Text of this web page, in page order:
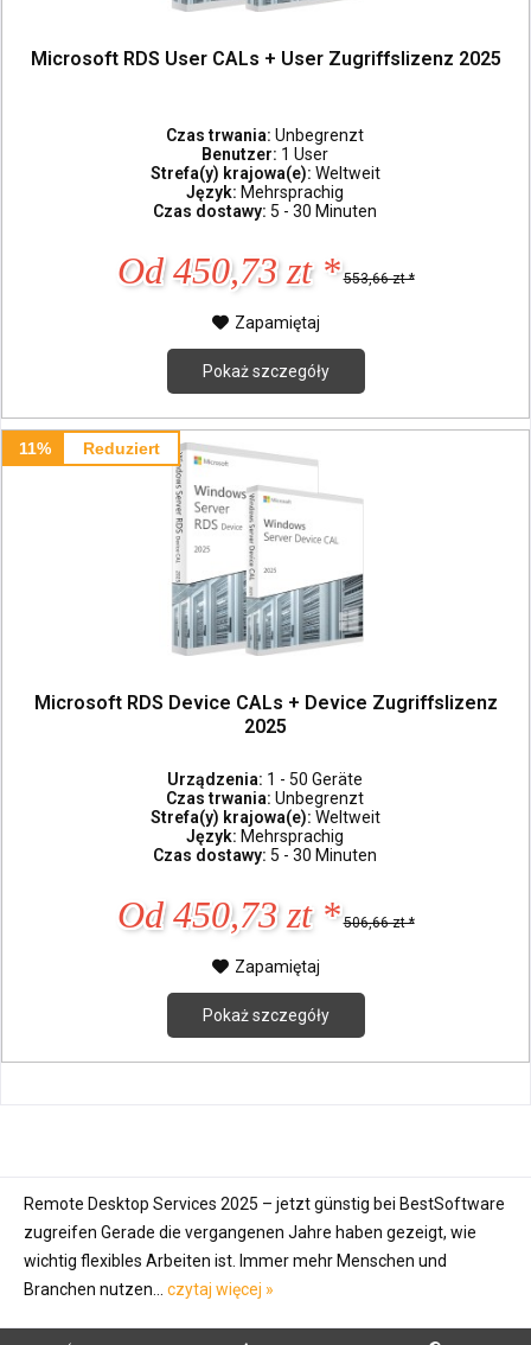
Microsoft RDS User CALs + User Zugriffslizenz 2025
Czas trwania:Unbegrenzt
Benutzer: 1 User
Strefa(y) krajowa(e): Weltweit
Język: Mehrsprachig
Czas dostawy: 5 - 30 Minuten
Od 450,73 zt * 553,66 zt *
Zapamiętaj
Pokaż szczegóły
11% Reduziert
Microsoft RDS Device CALs + Device Zugriffslizenz
2025
Urządzenia: 1 - 50 Geräte
Czas trwania:Unbegrenzt
Strefa(y) krajowa(e): Weltweit
Język: Mehrsprachig
Czas dostawy: 5 - 30 Minuten
Od 450,73 zt * 506,66 zt *
Zapamiętaj
Pokaż szczegóły
Remote Desktop Services 2025 – jetzt günstig bei BestSoftware
zugreifen Gerade die vergangenen Jahre haben gezeigt, wie
wichtig flexibles Arbeiten ist. Immer mehr Menschen und
Branchen nutzen... czytaj więcej »